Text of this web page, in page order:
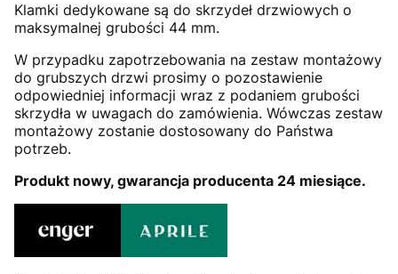
Klamki dedykowane są do skrzydeł drzwiowych o
maksymalnej grubości 44 mm.
W przypadku zapotrzebowania na zestaw montażowy
do grubszych drzwi prosimy o pozostawienie
odpowiedniej informacji wraz z podaniem grubości
skrzydła w uwagach do zamówienia. Wówczas zestaw
montażowy zostanie dostosowany do Państwa
potrzeb.
Produkt nowy, gwarancja producenta 24 miesiące.